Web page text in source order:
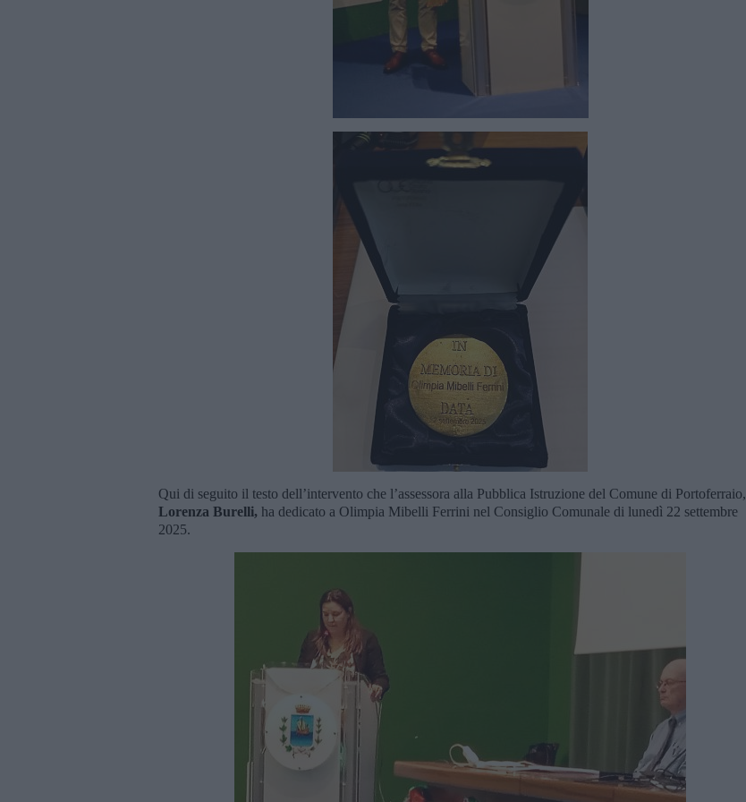
Qui di seguito il testo dell’intervento che l’assessora alla Pubblica Istruzione del Comune di Portoferraio,
Lorenza Burelli, ha dedicato a Olimpia Mibelli Ferrini nel Consiglio Comunale di lunedì 22 settembre
2025.